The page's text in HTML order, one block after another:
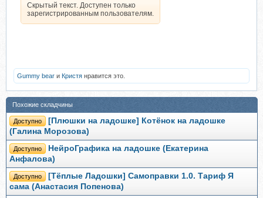
Скрытый текст. Доступен только
зарегистрированным пользователям.
Gummy bear и Кристя нравится это.
Похожие складчины
Доступно
[Плюшки на ладошке] Котёнок на ладошке
(Галина Морозова)
Доступно
НейроГрафика на ладошке (Екатерина
Анфалова)
Доступно
[Тёплые Ладошки] Самоправки 1.0. Тариф Я
сама (Анастасия Попенова)